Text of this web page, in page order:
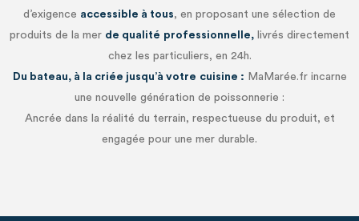
d’exigence accessible à tous, en proposant une sélection de
produits de la mer de qualité professionnelle, livrés directement
chez les particuliers, en 24h.
Du bateau, à la criée jusqu’à votre cuisine : MaMarée.fr incarne
une nouvelle génération de poissonnerie :
Ancrée dans la réalité du terrain, respectueuse du produit, et
engagée pour une mer durable.